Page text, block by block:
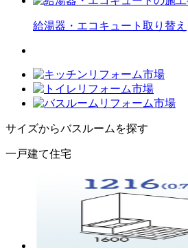
給湯器・エコキュート 取り替え
サイズからバスルームを探す
一戸建て住宅